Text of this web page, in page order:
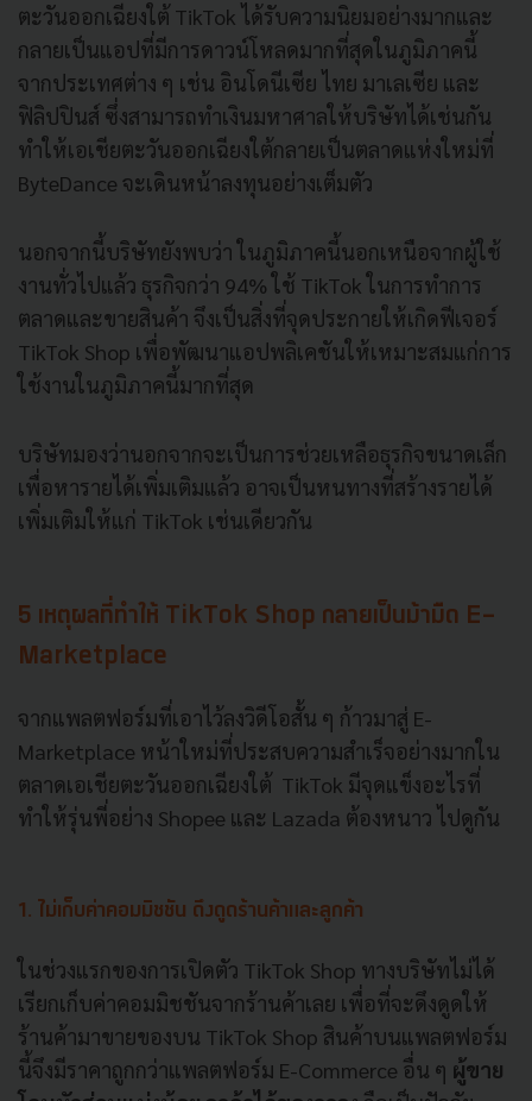
ตะวันออกเฉียงใต้ TikTok ได้รับความนิยมอย่างมากและ
กลายเป็นแอปที่มีการดาวน์โหลดมากที่สุดในภูมิภาคนี้
จากประเทศต่าง ๆ เช่น อินโดนีเซีย ไทย มาเลเซีย และ
ฟิลิปปินส์ ซึ่งสามารถทำเงินมหาศาลให้บริษัทได้เช่นกัน
ทำให้เอเชียตะวันออกเฉียงใต้กลายเป็นตลาดแห่งใหม่ที่
ByteDance จะเดินหน้าลงทุนอย่างเต็มตัว
นอกจากนี้บริษัทยังพบว่า ในภูมิภาคนี้นอกเหนือจากผู้ใช้
งานทั่วไปแล้ว ธุรกิจกว่า 94% ใช้ TikTok ในการทำการ
ตลาดและขายสินค้า จึงเป็นสิ่งที่จุดประกายให้เกิดฟีเจอร์
TikTok Shop เพื่อพัฒนาแอปพลิเคชันให้เหมาะสมแก่การ
ใช้งานในภูมิภาคนี้มากที่สุด
บริษัทมองว่านอกจากจะเป็นการช่วยเหลือธุรกิจขนาดเล็ก
เพื่อหารายได้เพิ่มเติมแล้ว อาจเป็นหนทางที่สร้างรายได้
เพิ่มเติมให้แก่ TikTok เช่นเดียวกัน
5 เหตุผลที่ทำให้ TikTok Shop กลายเป็นม้ามืด E-
Marketplace
จากแพลตฟอร์มที่เอาไว้ลงวิดีโอสั้น ๆ ก้าวมาสู่ E-
Marketplace หน้าใหม่ที่ประสบความสำเร็จอย่างมากใน
ตลาดเอเชียตะวันออกเฉียงใต้ TikTok มีจุดแข็งอะไรที่
ทำให้รุ่นพี่อย่าง Shopee และ Lazada ต้องหนาว ไปดูกัน
1. ไม่เก็บค่าคอมมิชชัน ดึงดูดร้านค้าและลูกค้า
ในช่วงแรกของการเปิดตัว TikTok Shop ทางบริษัทไม่ได้
เรียกเก็บค่าคอมมิชชันจากร้านค้าเลย เพื่อที่จะดึงดูดให้
ร้านค้ามาขายของบน TikTok Shop สินค้าบนแพลตฟอร์ม
นี้จึงมีราคาถูกกว่าแพลตฟอร์ม E-Commerce อื่น ๆ ผู้ขาย